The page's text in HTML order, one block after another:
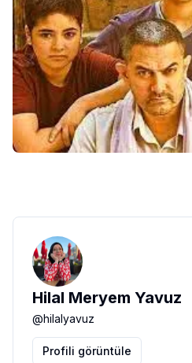
Hilal Meryem Yavuz
@hilalyavuz
Profili görüntüle